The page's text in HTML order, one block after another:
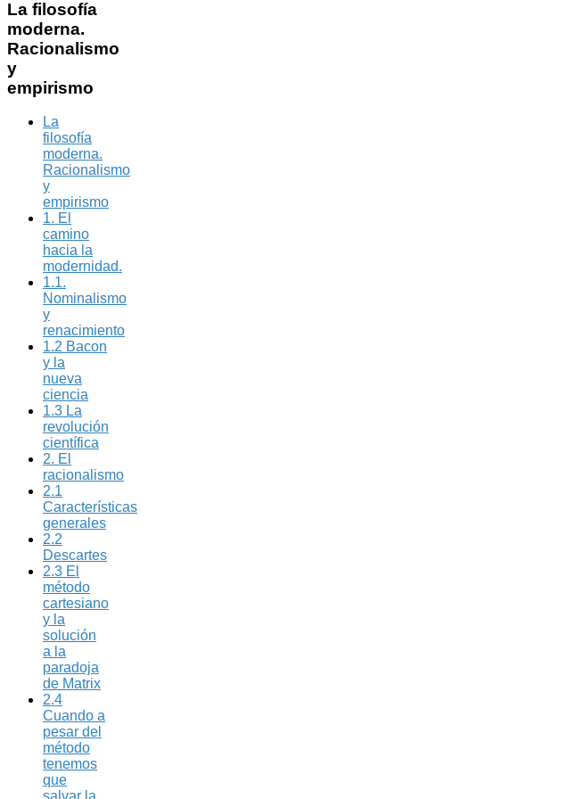
La filosofía
moderna.
Racionalismo
y
empirismo
La
filosofía
moderna.
Racionalismo
y
empirismo
1. El
camino
hacia la
modernidad.
1.1.
Nominalismo
y
renacimiento
1.2 Bacon
y la
nueva
ciencia
1.3 La
revolución
científica
2. El
racionalismo
2.1
Características
generales
2.2
Descartes
2.3 El
método
cartesiano
y la
solución
a la
paradoja
de Matrix
2.4
Cuando a
pesar del
método
tenemos
que